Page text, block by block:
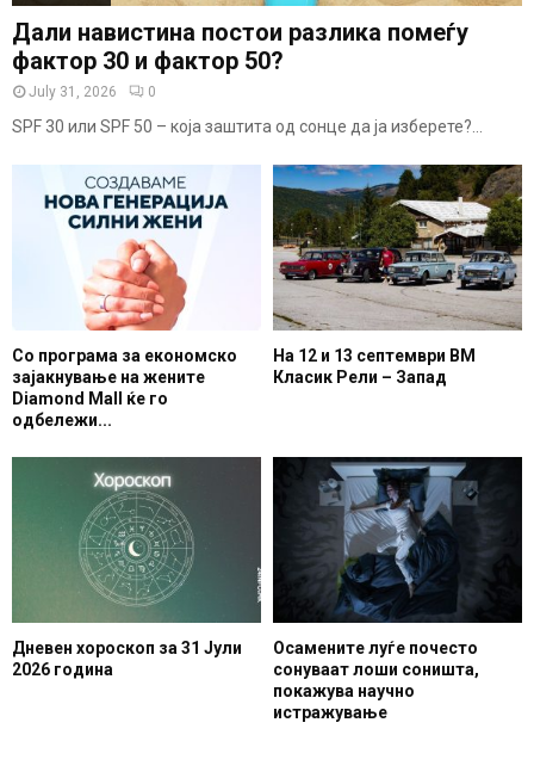
Дали навистина постои разлика помеѓу
фактор 30 и фактор 50?
July 31, 2026 0
SPF 30 или SPF 50 – која заштита од сонце да ја изберете?...
Со програма за економско
зајакнување на жените
Diamond Mall ќе го
одбележи...
На 12 и 13 септември ВМ
Класик Рели – Запад
Дневен хороскоп за 31 Јули
2026 година
Осамените луѓе почесто
сонуваат лоши соништа,
покажува научно
истражување